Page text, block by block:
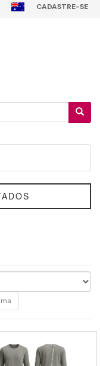
CADASTRE-SE